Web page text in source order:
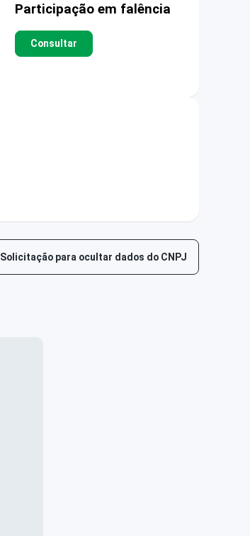
Participação em falência
Consultar
Solicitação para ocultar dados do CNPJ